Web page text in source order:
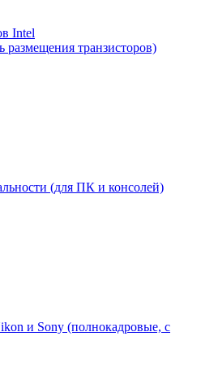
Intel
размещения транзисторов)
(для ПК и консолей)
и Sony (полнокадровые, с